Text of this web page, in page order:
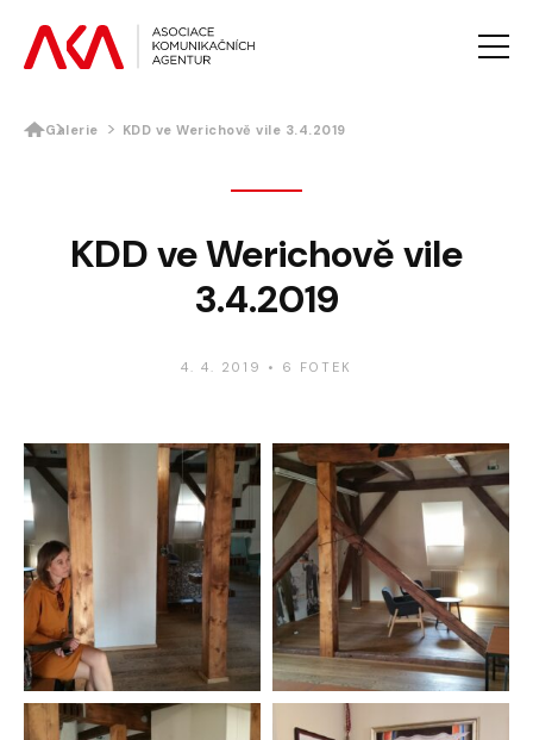
VZDĚLÁVÁNÍ
Galerie KDD ve Werichově vile 3.4.2019
KDD ve Werichově vile
3.4.2019
4. 4. 2019 • 6 FOTEK